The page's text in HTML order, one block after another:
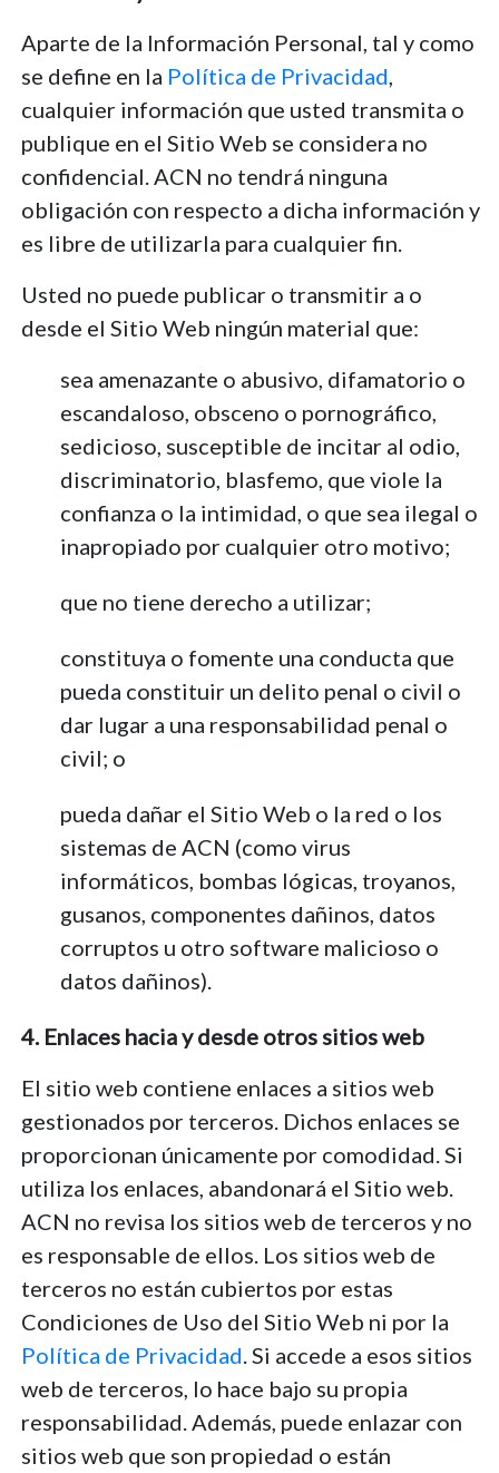
Aparte de la Información Personal, tal y como
se define en la Política de Privacidad,
cualquier información que usted transmita o
publique en el Sitio Web se considera no
confidencial. ACN no tendrá ninguna
obligación con respecto a dicha información y
es libre de utilizarla para cualquier fin.
Usted no puede publicar o transmitir a o
desde el Sitio Web ningún material que:
sea amenazante o abusivo, difamatorio o
escandaloso, obsceno o pornográfico,
sedicioso, susceptible de incitar al odio,
discriminatorio, blasfemo, que viole la
confianza o la intimidad, o que sea ilegal o
inapropiado por cualquier otro motivo;
que no tiene derecho a utilizar;
constituya o fomente una conducta que
pueda constituir un delito penal o civil o
dar lugar a una responsabilidad penal o
civil; o
pueda dañar el Sitio Web o la red o los
sistemas de ACN (como virus
informáticos, bombas lógicas, troyanos,
gusanos, componentes dañinos, datos
corruptos u otro software malicioso o
datos dañinos).
4. Enlaces hacia y desde otros sitios web
El sitio web contiene enlaces a sitios web
gestionados por terceros. Dichos enlaces se
proporcionan únicamente por comodidad. Si
utiliza los enlaces, abandonará el Sitio web.
ACN no revisa los sitios web de terceros y no
es responsable de ellos. Los sitios web de
terceros no están cubiertos por estas
Condiciones de Uso del Sitio Web ni por la
Política de Privacidad. Si accede a esos sitios
web de terceros, lo hace bajo su propia
responsabilidad. Además, puede enlazar con
sitios web que son propiedad o están